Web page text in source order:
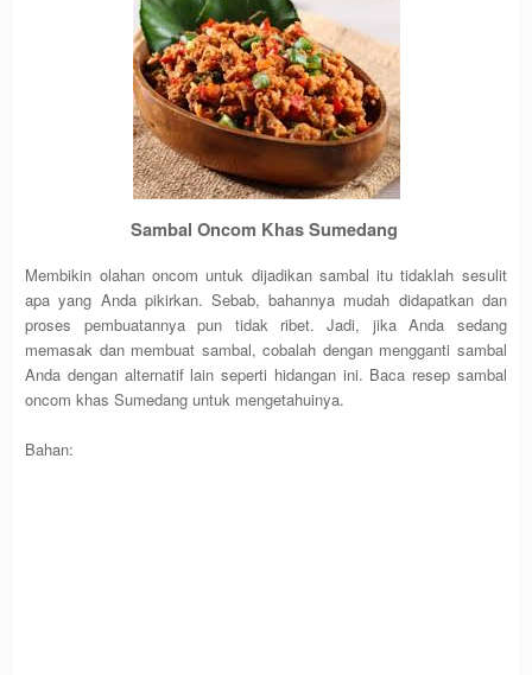
Sambal Oncom Khas Sumedang
Membikin olahan oncom untuk dijadikan sambal itu tidaklah sesulit
apa yang Anda pikirkan. Sebab, bahannya mudah didapatkan dan
proses pembuatannya pun tidak ribet. Jadi, jika Anda sedang
memasak dan membuat sambal, cobalah dengan mengganti sambal
Anda dengan alternatif lain seperti hidangan ini. Baca resep sambal
oncom khas Sumedang untuk mengetahuinya.
Bahan: